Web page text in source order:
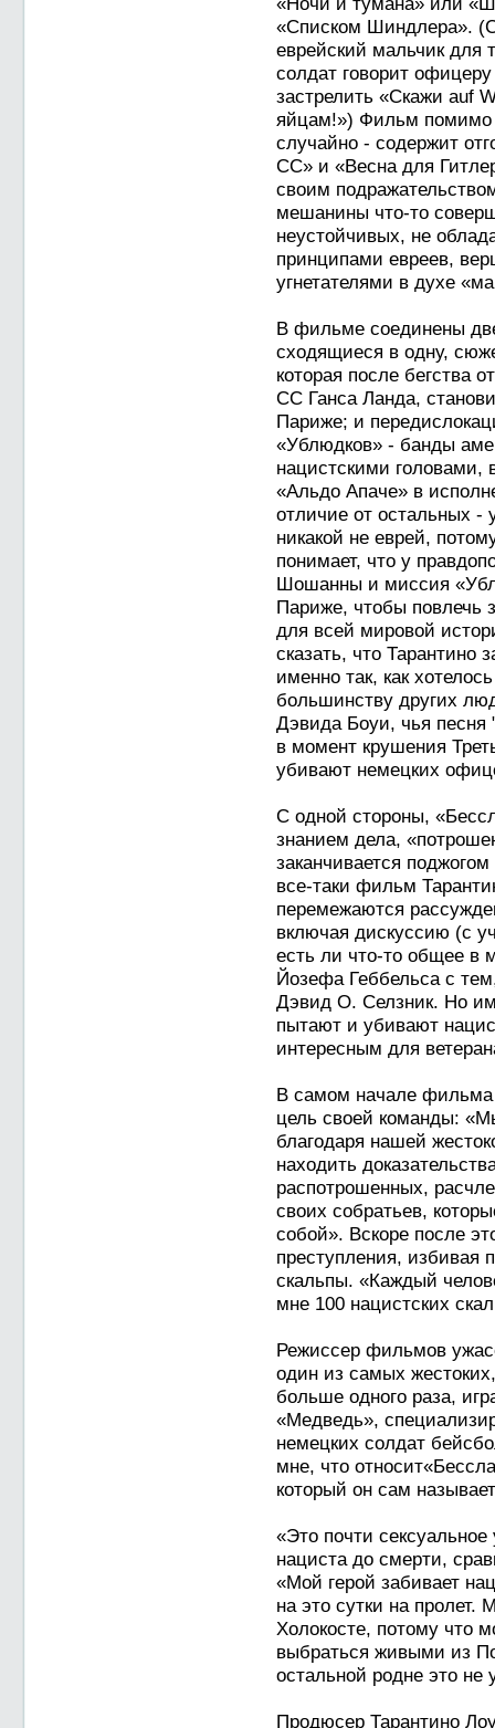
«Списком Шиндлера».
еврейский мальчик для
солдат говорит
застрелить «Скажи auf
яйцам!») Фильм помимо
случайно - содержит
СС» и «Весна для
своим
мешанины что-то
неустойчивых, не
принципами евреев,
угнетателями в духе
В фильме соединены
сходящиеся в одну,
которая после бегства
СС Ганса Ланда,
Париже; и
«Ублюдков» - банды
нацистскими головами,
«Альдо Апаче» в
отличие от остальных -
никакой не еврей,
понимает, что у
Шошанны и миссия
Париже, чтобы повлечь
для всей мировой
сказать, что Тарантино
именно так, как
большинству других
Дэвида Боуи, чья песня
в момент крушения
убивают немецких
С одной стороны,
знанием дела,
заканчивается
все-таки фильм
перемежаются
включая дискуссию (с
есть ли что-то общее в
Йозефа Геббельса с
Дэвид О. Селзник. Но
пытают и убивают
интересным для
В самом начале фильма
цель своей команды:
благодаря нашей
находить
распотрошенных,
своих собратьев,
собой». Вскоре после
преступления, избивая
скальпы. «Каждый
мне 100 нацистских
Режиссер фильмов
один из самых
больше одного раза,
«Медведь»,
немецких солдат
мне, что
который он сам
«Это почти
нациста до смерти,
«Мой герой забивает
на это сутки на пролет.
Холокосте, потому что
выбраться живыми из
остальной родне это не
Продюсер Тарантино